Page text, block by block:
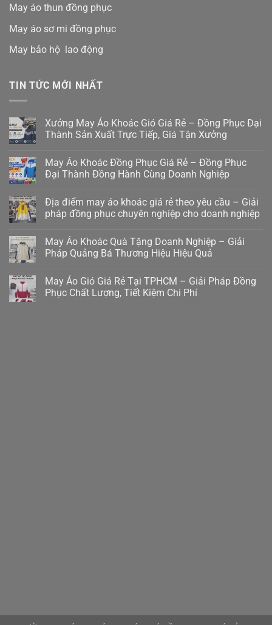
May áo thun đồng phục
May áo sơ mi đồng phục
May bảo hộ lao động
TIN TỨC MỚI NHẤT
Xưởng May Áo Khoác Gió Giá Rẻ – Đồng Phục Đại
Thành Sản Xuất Trực Tiếp, Giá Tận Xưởng
May Áo Khoác Đồng Phục Giá Rẻ – Đồng Phục
Đại Thành Đồng Hành Cùng Doanh Nghiệp
Địa điểm may áo khoác giá rẻ theo yêu cầu – Giải
pháp đồng phục chuyên nghiệp cho doanh nghiệp
May Áo Khoác Quà Tặng Doanh Nghiệp – Giải
Pháp Quảng Bá Thương Hiệu Hiệu Quả
May Áo Gió Giá Rẻ Tại TPHCM – Giải Pháp Đồng
Phục Chất Lượng, Tiết Kiệm Chi Phí